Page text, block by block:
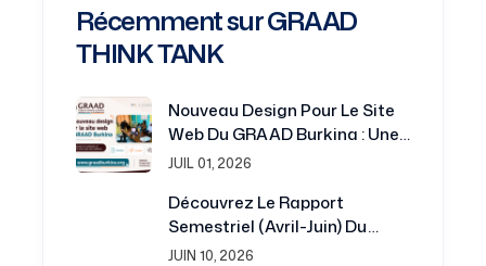
Récemment sur GRAAD
THINK TANK
Nouveau Design Pour Le Site
Web Du GRAAD Burkina : Une
Plateforme Renouvelée Au
Développement
JUIL 01, 2026
Découvrez Le Rapport
Semestriel (avril-Juin) Du
Projet Switch Africa Green
JUIN 10, 2026